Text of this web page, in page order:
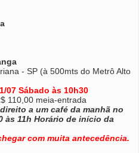
- SP (à 500mts do Metrô Alto
07 Sábado às 10h30
110,00 meia-entrada
a um café da manhã no
às 11h Horário de início da
com muita antecedência.